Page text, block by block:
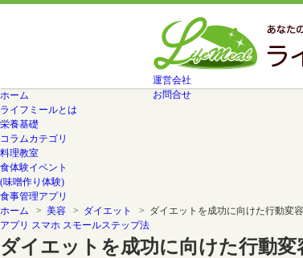
運営会社
お問合せ
ホーム
ライフミールとは
栄養基礎
コラムカテゴリ
料理教室
食体験イベント
(味噌作り体験)
食事管理アプリ
ホーム > 美容 > ダイエット
> ダイエットを成功に向けた行動変
アプリ スマホ スモールステップ法
ダイエットを成功に向けた行動